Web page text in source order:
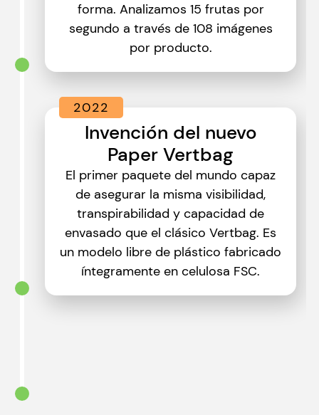
forma. Analizamos 15 frutas por
segundo a través de 108 imágenes
por producto.
2022
Invención del nuevo
Paper Vertbag
El primer paquete del mundo capaz
de asegurar la misma visibilidad,
transpirabilidad y capacidad de
envasado que el clásico Vertbag. Es
un modelo libre de plástico fabricado
íntegramente en celulosa FSC.